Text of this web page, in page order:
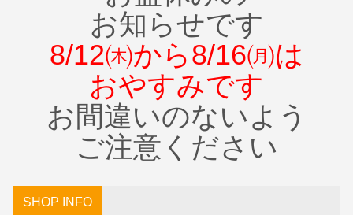
お知らせです
8/12㈭から8/16㈪は
おやすみです
お間違いのないよう
ご注意ください
SHOP INFO